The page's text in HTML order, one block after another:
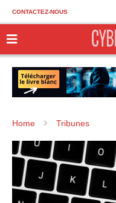
CONTACTEZ-NOUS
Home Tribunes